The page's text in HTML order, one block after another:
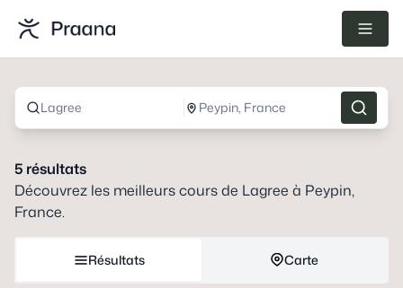
Lagree Peypin, France
5 résultats
Découvrez les meilleurs cours de Lagree à Peypin,
France.
Résultats Carte